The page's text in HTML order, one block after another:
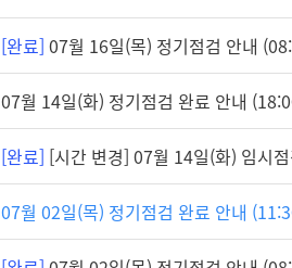
[완료] 07월 16일(목) 정기점검 안내
07월 14일(화) 정기점검 완료 안내
[완료] [시간 변경] 07월 14일(화) 임시
07월 02일(목) 정기점검 완료 안내